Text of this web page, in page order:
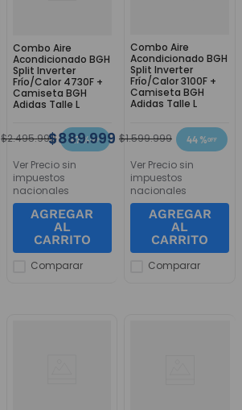
Comparar
Combo Aire
Acondicionado BGH
Split Inverter
Frío/Calor 4730F +
Camiseta BGH
Adidas Talle L
47 %
$2.495.999
Ver Precio sin
impuestos
nacionales
AGREGAR
AL
CARRITO
Comparar
Combo Aire
Acondicionado BGH
Split Inverter
Frío/Calor 3100F +
Camiseta BGH
Adidas Talle L
44 %
$889.999 $1.599.999
Ver Precio sin
impuestos
nacionales
AGREGAR
AL
CARRITO